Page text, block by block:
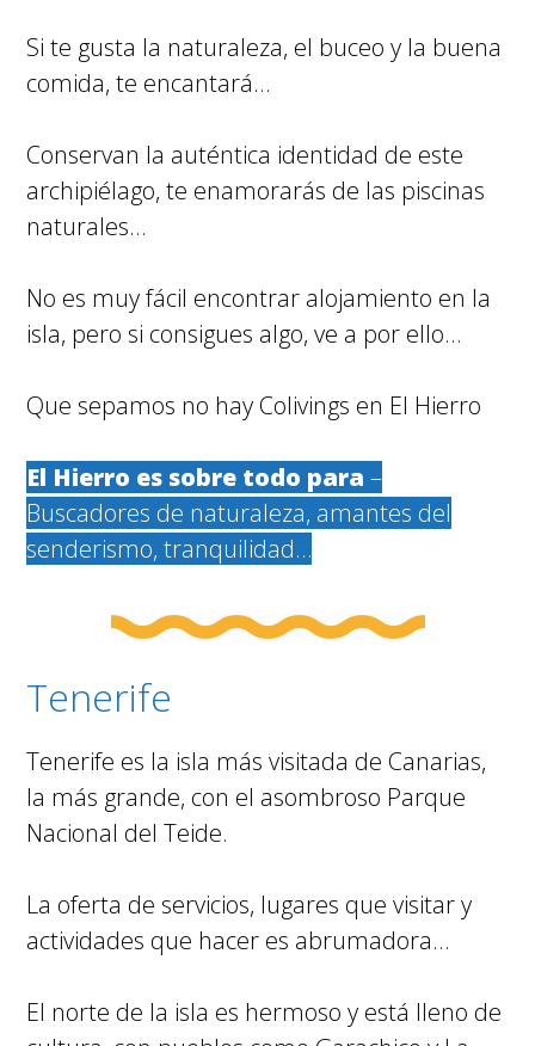
Si te gusta la naturaleza, el buceo y la buena
comida, te encantará…
Conservan la auténtica identidad de este
archipiélago, te enamorarás de las piscinas
naturales…
No es muy fácil encontrar alojamiento en la
isla, pero si consigues algo, ve a por ello…
Que sepamos no hay Colivings en El Hierro
El Hierro es sobre todo para –
Buscadores de naturaleza, amantes del
senderismo, tranquilidad…
Tenerife
Tenerife es la isla más visitada de Canarias,
la más grande, con el asombroso Parque
Nacional del Teide.
La oferta de servicios, lugares que visitar y
actividades que hacer es abrumadora…
El norte de la isla es hermoso y está lleno de